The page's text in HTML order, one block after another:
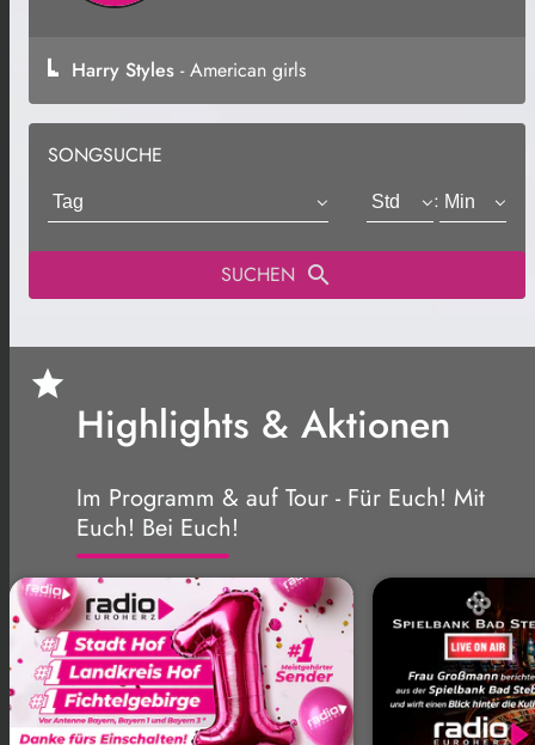
Harry Styles- American girls
SONGSUCHE
:
SUCHEN search
05:08
American girls
05:04
Michael Jackson
Billie Jean
star
Highlights & Aktionen
Im Programm & auf Tour - Für Euch! Mit
Euch! Bei Euch!